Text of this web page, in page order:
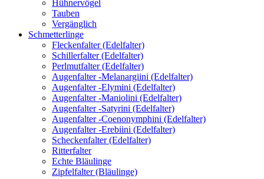
Hühnervögel
Tauben
Vergänglich
Schmetterlinge
Fleckenfalter (Edelfalter)
Schillerfalter (Edelfalter)
Perlmutfalter (Edelfalter)
Augenfalter -Melanargiini (Edelfalter)
Augenfalter -Elymini (Edelfalter)
Augenfalter -Maniolini (Edelfalter)
Augenfalter -Satyrini (Edelfalter)
Augenfalter -Coenonymphini (Edelfalter)
Augenfalter -Erebiini (Edelfalter)
Scheckenfalter (Edelfalter)
Ritterfalter
Echte Bläulinge
Zipfelfalter (Bläulinge)